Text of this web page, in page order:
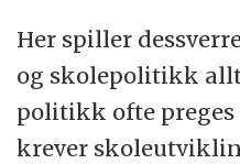
Her spiller
og skolepolitikk
politikk ofte
krever